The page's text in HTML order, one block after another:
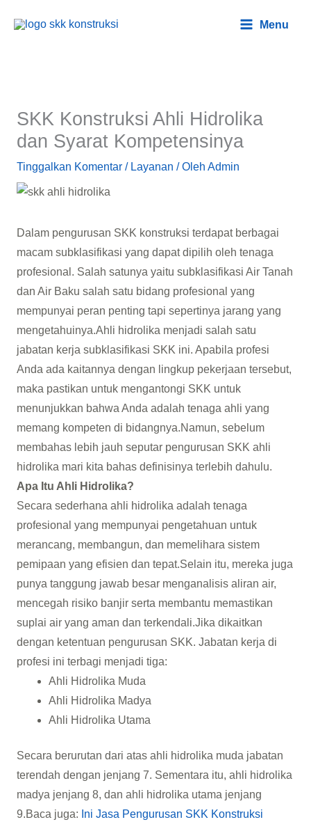
Menu
SKK Konstruksi Ahli Hidrolika
dan Syarat Kompetensinya
Tinggalkan Komentar / Layanan / Oleh Admin
Dalam pengurusan SKK konstruksi terdapat berbagai
macam subklasifikasi yang dapat dipilih oleh tenaga
profesional. Salah satunya yaitu subklasifikasi Air Tanah
dan Air Baku salah satu bidang profesional yang
mempunyai peran penting tapi sepertinya jarang yang
mengetahuinya.Ahli hidrolika menjadi salah satu
jabatan kerja subklasifikasi SKK ini. Apabila profesi
Anda ada kaitannya dengan lingkup pekerjaan tersebut,
maka pastikan untuk mengantongi SKK untuk
menunjukkan bahwa Anda adalah tenaga ahli yang
memang kompeten di bidangnya.Namun, sebelum
membahas lebih jauh seputar pengurusan SKK ahli
hidrolika mari kita bahas definisinya terlebih dahulu.
Apa Itu Ahli Hidrolika?
Secara sederhana ahli hidrolika adalah tenaga
profesional yang mempunyai pengetahuan untuk
merancang, membangun, dan memelihara sistem
pemipaan yang efisien dan tepat.Selain itu, mereka juga
punya tanggung jawab besar menganalisis aliran air,
mencegah risiko banjir serta membantu memastikan
suplai air yang aman dan terkendali.Jika dikaitkan
dengan ketentuan pengurusan SKK. Jabatan kerja di
profesi ini terbagi menjadi tiga:
Ahli Hidrolika Muda
Ahli Hidrolika Madya
Ahli Hidrolika Utama
Secara berurutan dari atas ahli hidrolika muda jabatan
terendah dengan jenjang 7. Sementara itu, ahli hidrolika
madya jenjang 8, dan ahli hidrolika utama jenjang
9.Baca juga: Ini Jasa Pengurusan SKK Konstruksi